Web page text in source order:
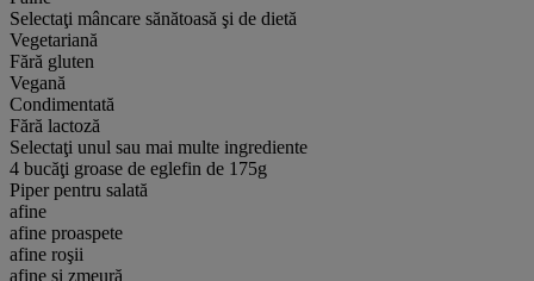
Selectaţi mâncare sănătoasă şi de dietă
Vegetariană
Fără gluten
Vegană
Condimentată
Fără lactoză
Selectaţi unul sau mai multe ingrediente
4 bucăţi groase de eglefin de 175g
Piper pentru salată
afine
afine proaspete
afine roşii
afine și zmeură